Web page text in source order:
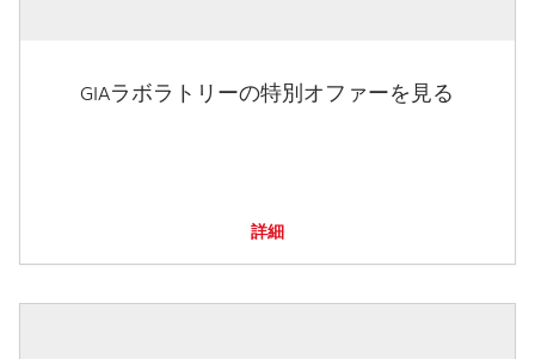
GIAラボラトリーの特別オファーを見る
詳細